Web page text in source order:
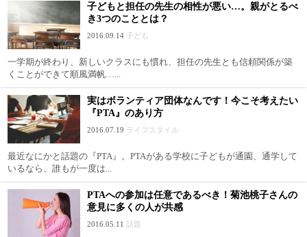
子どもと担任の先生の相性が悪い…。親がとるべ
き3つのこととは？
2016.09.14 子ども
一学期が終わり、新しいクラスにも慣れ、担任の先生とも信頼関係が築
くことができて順風満帆…...
実はボランティア団体なんです！今こそ考えたい
『PTA』のあり方
2016.07.19 ライフスタイル
最近なにかと話題の『PTA』。PTAがある学校に子どもが通園、通学して
いるなら、誰もが一度は...
PTAへの参加は任意であるべき！菊池桃子さんの
意見に多くの人が共感
2016.05.11 話題